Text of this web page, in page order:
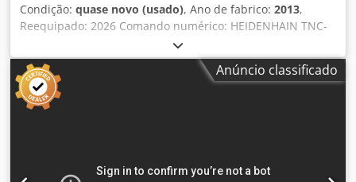
Condição: quase novo (usado), Ano de fabrico: 2013,
Reequipado: 2026 Comando numérico: HEIDENHAIN TNC-
i530 Características técnicas Crodpfx Aceyf Rraomof
Dimensões Dimensões da mesa: 12.500 x 2.250 mm
Número de canais em T: 9 Dimensões dos canais em T: 22
mm Cursos dos eixos Curso do eixo X: 11.500 mm Curso do
eixo Y: 1.500 mm Curso do eixo Z: 2.000 mm Capacidade
Hidráulico Cone: ISO 50 (DIN 69871) / Parafuso de tração:
Anúncio classificado